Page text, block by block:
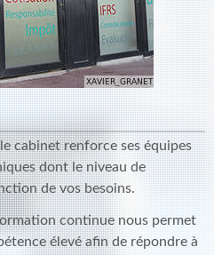
cabinet renforce ses équipes
dont le niveau de
de vos besoins.
continue nous permet
élevé afin de répondre à